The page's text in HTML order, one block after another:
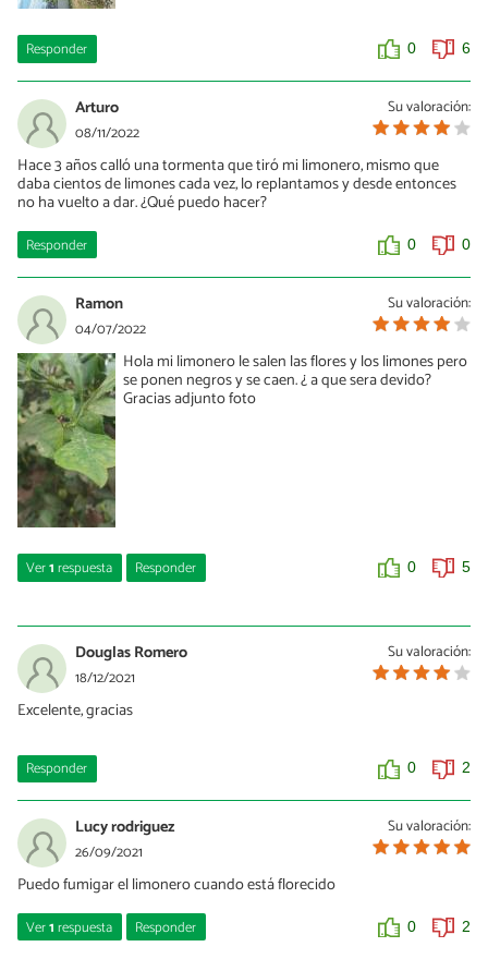
Responder 0 6
Su valoración:
Arturo
08/11/2022
Hace 3 años calló una tormenta que tiró mi limonero, mismo que
daba cientos de limones cada vez, lo replantamos y desde entonces
no ha vuelto a dar. ¿Qué puedo hacer?
Responder 0 0
Su valoración:
Ramon
04/07/2022
Hola mi limonero le salen las flores y los limones pero
se ponen negros y se caen. ¿ a que sera devido?
Gracias adjunto foto
Ver1respuesta Responder 0 5
14/02/2023
Tengo entendido que se llama muerte descendiente se ve mucho
en cultivos de cafe
Su valoración:
Douglas Romero
18/12/2021
Excelente, gracias
Responder 0 2
Su valoración:
Lucy rodriguez
26/09/2021
Puedo fumigar el limonero cuando está florecido
Ver1respuesta Responder 0 2